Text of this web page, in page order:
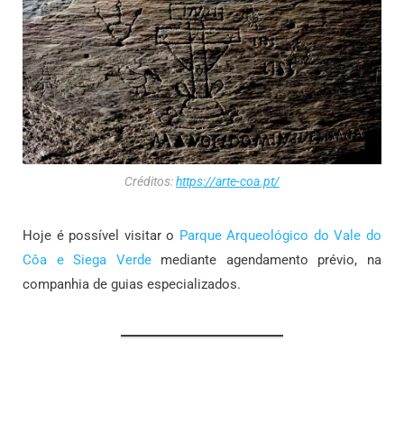
Créditos:https://arte-coa.pt/
Hoje é possível visitar o Parque Arqueológico do Vale do
Côa e Siega Verdemediante agendamento prévio, na
companhia de guias especializados.